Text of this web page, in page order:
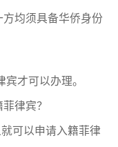
均须具备华侨身份
才可以办理。
律宾？
可以申请入籍菲律